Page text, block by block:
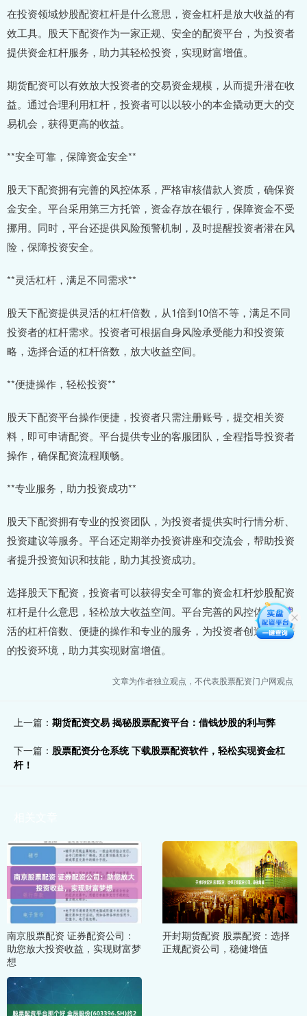
在投资领域炒股配资杠杆是什么意思，资金杠杆是放大收益的有
效工具。股天下配资作为一家正规、安全的配资平台，为投资者
提供资金杠杆服务，助力其轻松投资，实现财富增值。
期货配资可以有效放大投资者的交易资金规模，从而提升潜在收
益。通过合理利用杠杆，投资者可以以较小的本金撬动更大的交
易机会，获得更高的收益。
**安全可靠，保障资金安全**
股天下配资拥有完善的风控体系，严格审核借款人资质，确保资
金安全。平台采用第三方托管，资金存放在银行，保障资金不受
挪用。同时，平台还提供风险预警机制，及时提醒投资者潜在风
险，保障投资安全。
**灵活杠杆，满足不同需求**
股天下配资提供灵活的杠杆倍数，从1倍到10倍不等，满足不同
投资者的杠杆需求。投资者可根据自身风险承受能力和投资策
略，选择合适的杠杆倍数，放大收益空间。
**便捷操作，轻松投资**
股天下配资平台操作便捷，投资者只需注册账号，提交相关资
料，即可申请配资。平台提供专业的客服团队，全程指导投资者
操作，确保配资流程顺畅。
**专业服务，助力投资成功**
股天下配资拥有专业的投资团队，为投资者提供实时行情分析、
投资建议等服务。平台还定期举办投资讲座和交流会，帮助投资
者提升投资知识和技能，助力其投资成功。
选择股天下配资，投资者可以获得安全可靠的资金杠杆炒股配资
杠杆是什么意思，轻松放大收益空间。平台完善的风控体系、灵
活的杠杆倍数、便捷的操作和专业的服务，为投资者创造了良好
的投资环境，助力其实现财富增值。
文章为作者独立观点，不代表股票配资门户网观点
上一篇： 期货配资交易 揭秘股票配资平台：借钱炒股的利与弊
下一篇： 股票配资分仓系统 下载股票配资软件，轻松实现资金杠
杆！
南京股票配资 证券配资公司：
助您放大投资收益，实现财富梦
想
开封期货配资 股票配资：选择
正规配资公司，稳健增值